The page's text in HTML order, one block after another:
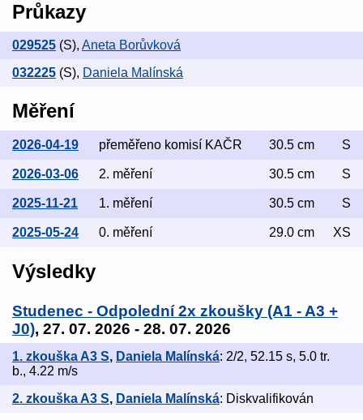
Průkazy
029525 (S), Aneta Borůvková
032225 (S), Daniela Malínská
Měření
2026-04-19 přeměřeno komisí KAČR 30.5 cm S
2026-03-06 2. měření 30.5 cm S
2025-11-21 1. měření 30.5 cm S
2025-05-24 0. měření 29.0 cm XS
Výsledky
Studenec - Odpolední 2x zkoušky (A1 - A3 +
J0), 27. 07. 2026 - 28. 07. 2026
1. zkouška A3 S, Daniela Malínská: 2/2, 52.15 s, 5.0 tr.
b., 4.22 m/s
2. zkouška A3 S, Daniela Malínská: Diskvalifikován